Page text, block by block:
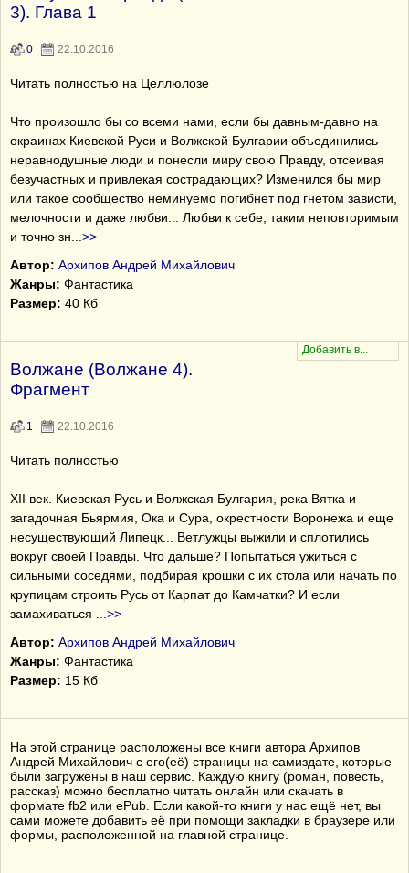
3). Глава 1
0 22.10.2016
Читать полностью на Целлюлозе
Что произошло бы со всеми нами, если бы давным-давно на
окраинах Киевской Руси и Волжской Булгарии объединились
неравнодушные люди и понесли миру свою Правду, отсеивая
безучастных и привлекая сострадающих? Изменился бы мир
или такое сообщество неминуемо погибнет под гнетом зависти,
мелочности и даже любви... Любви к себе, таким неповторимым
и точно зн
>>
Автор: Архипов Андрей Михайлович
Жанры: Фантастика
Размер: 40 Кб
Волжане (Волжане 4).
Фрагмент
1 22.10.2016
Читать полностью
XII век. Киевская Русь и Волжская Булгария, река Вятка и
загадочная Бьярмия, Ока и Сура, окрестности Воронежа и еще
несуществующий Липецк... Ветлужцы выжили и сплотились
вокруг своей Правды. Что дальше? Попытаться ужиться с
сильными соседями, подбирая крошки с их стола или начать по
крупицам строить Русь от Карпат до Камчатки? И если
замахиваться
>>
Автор: Архипов Андрей Михайлович
Жанры: Фантастика
Размер: 15 Кб
На этой странице расположены все книги автора Архипов
Андрей Михайлович с его(её) страницы на самиздате, которые
были загружены в наш сервис. Каждую книгу (роман, повесть,
рассказ) можно бесплатно читать онлайн или скачать в
формате fb2 или ePub. Если какой-то книги у нас ещё нет, вы
сами можете добавить её при помощи закладки в браузере или
формы, расположенной на главной странице.